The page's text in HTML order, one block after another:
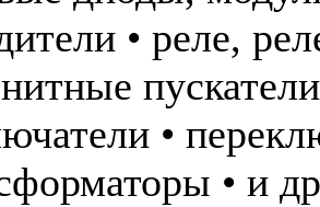
• реле,
•
• и